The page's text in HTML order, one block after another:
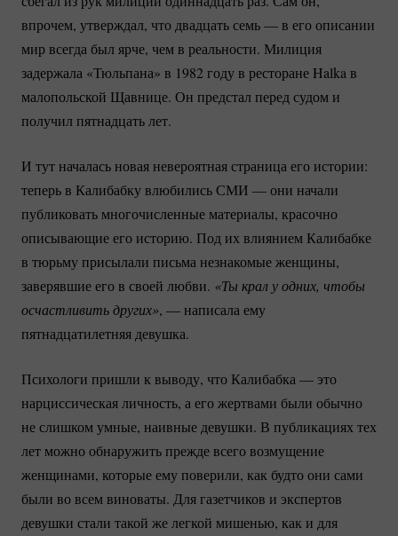
впрочем, утверждал, что двадцать семь — в его описании
мир всегда был ярче, чем в реальности. Милиция
задержала «Тюльпана» в 1982 году в ресторане Halka в
малопольской Щавнице. Он предстал перед судом и
получил пятнадцать лет.
И тут началась новая невероятная страница его истории:
теперь в Калибабку влюбились СМИ — они начали
публиковать многочисленные материалы, красочно
описывающие его историю. Под их влиянием Калибабке
в тюрьму присылали письма незнакомые женщины,
заверявшие его в своей любви. «Ты крал у одних, чтобы
осчастливить других», — написала ему
пятнадцатилетняя девушка.
Психологи пришли к выводу, что Калибабка — это
нарциссическая личность, а его жертвами были обычно
не слишком умные, наивные девушки. В публикациях тех
лет можно обнаружить прежде всего возмущение
женщинами, которые ему поверили, как будто они сами
были во всем виноваты. Для газетчиков и экспертов
девушки стали такой же легкой мишенью, как и для